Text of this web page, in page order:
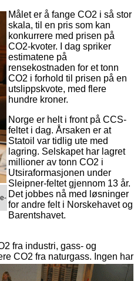
Målet er å fange CO2 i så stor
skala, til en pris som kan
konkurrere med prisen på
CO2-kvoter. I dag spriker
estimatene på
rensekostnaden for et tonn
CO2 i forhold til prisen på en
utslippskvote, med flere
hundre kroner.
Norge er helt i front på CCS-
feltet i dag. Årsaken er at
Statoil var tidlig ute med
lagring. Selskapet har lagret
millioner av tonn CO2 i
Utsiraformasjonen under
Sleipner-feltet gjennom 13 år.
Det jobbes nå med løsninger
for andre felt i Norskehavet og
Barentshavet.
fra industri, gass- og
CO2 fra naturgass. Ingen har